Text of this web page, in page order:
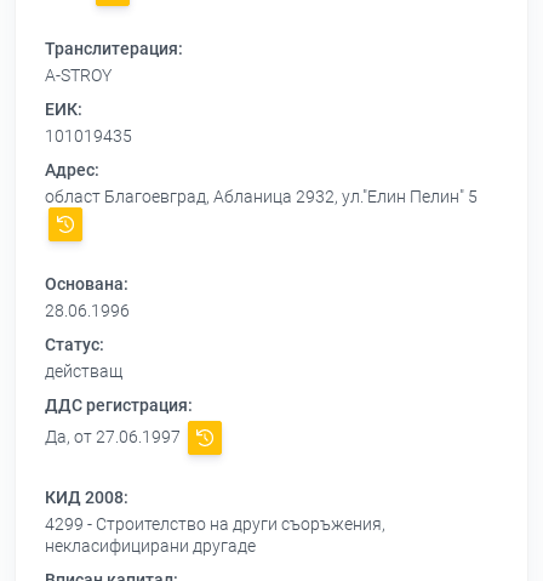
Транслитерация:
A-STROY
ЕИК:
101019435
Адрес:
област Благоевград, Абланица 2932, ул."Елин Пелин" 5
Основана:
28.06.1996
Статус:
действащ
ДДС регистрация:
Да, от 27.06.1997
КИД 2008:
4299 - Строителство на други съоръжения,
некласифицирани другаде